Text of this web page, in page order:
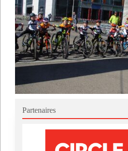
Partenaires